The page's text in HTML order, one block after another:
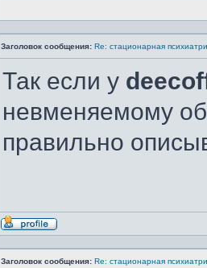
Заголовок сообщения: Re: стационарная
Так если у
невменяемому
правильно
Профиль
Заголовок сообщения: Re: стационарная